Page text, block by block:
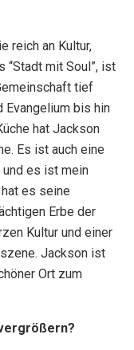
reich an Kultur,
“Stadt mit Soul”, ist
tief
Evangelium bis hin
hat Jackson
Es ist auch eine
es ist mein
es seine
Erbe der
Kultur und einer
Jackson ist
Ort zum